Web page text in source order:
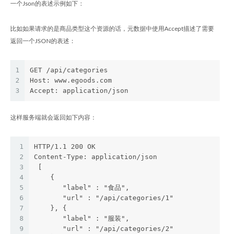
一个Json的表述示例如下：
比如如果请求的是商品类型这个资源的话，元数据中使用Accept描述了需要
返回一个JSON的表述：
1
2
3
GET /api/categories
Host: www.egoods.com
Accept: application/json
这样服务端就会返回如下内容：
1
2
3
4
5
6
7
8
9
HTTP/1.1 200 OK
Content-Type: application/json
[
    {
       "label" : "食品",
       "url" : "/api/categories/1"
    }, {
       "label" : "服装",
       "url" : "/api/categories/2"